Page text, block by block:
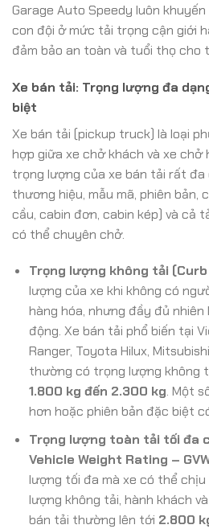
Garage Auto Speedy luôn
con đội ở mức tải trọng cận giới
đảm bảo an toàn và tuổi thọ cho
Xe bán tải: Trọng lượng đa
biệt
Xe bán tải (pickup truck) là loại
hợp giữa xe chở khách và xe chở
trọng lượng của xe bán tải rất
thương hiệu, mẫu mã, phiên bản,
cầu, cabin đơn, cabin kép) và cả
có thể chuyên chở.
Trọng lượng không tải
lượng của xe khi không có
hàng hóa, nhưng đầy đủ
động. Xe bán tải phổ biến tại
Ranger, Toyota Hilux,
thường có trọng lượng không
1.800 kg đến 2.300 kg. Một
hơn hoặc phiên bản đặc biệt
Trọng lượng toàn tải tối đa
Vehicle Weight Rating –
lượng tối đa mà xe có thể
lượng không tải, hành khách
bán tải thường lên tới 2.800